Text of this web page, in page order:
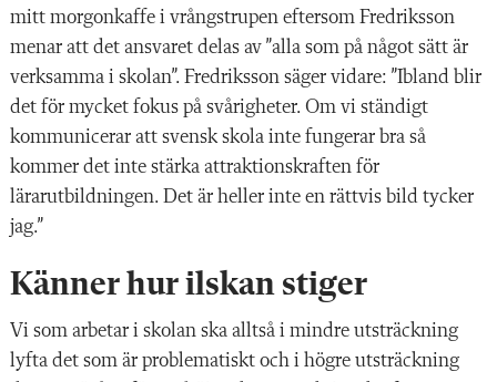
mitt morgonkaffe i vrångstrupen eftersom Fredriksson
menar att det ansvaret delas av ”alla som på något sätt är
verksamma i skolan”. Fredriksson säger vidare: ”Ibland blir
det för mycket fokus på svårigheter. Om vi ständigt
kommunicerar att svensk skola inte fungerar bra så
kommer det inte stärka attraktionskraften för
lärarutbildningen. Det är heller inte en rättvis bild tycker
jag.”
Känner hur ilskan stiger
Vi som arbetar i skolan ska alltså i mindre utsträckning
lyfta det som är problematiskt och i högre utsträckning